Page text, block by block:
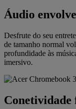
Áudio
Desfrute do seu
de tamanho normal
profundidade às
imersivo.
Conetividade